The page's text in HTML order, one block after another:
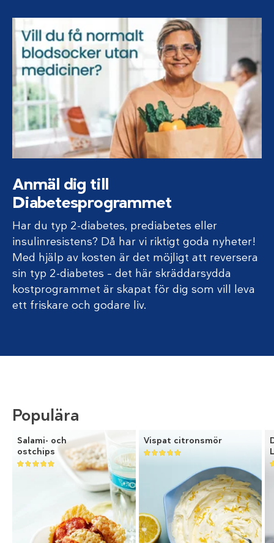
Anmäl dig till
Diabetesprogrammet
Har du typ 2-diabetes, prediabetes eller
insulinresistens? Då har vi riktigt goda nyheter!
Med hjälp av kosten är det möjligt att reversera
sin typ 2-diabetes – det här skräddarsydda
kostprogrammet är skapat för dig som vill leva
ett friskare och godare liv.
Populära
Salami- och
ostchips
Vispat citronsmör